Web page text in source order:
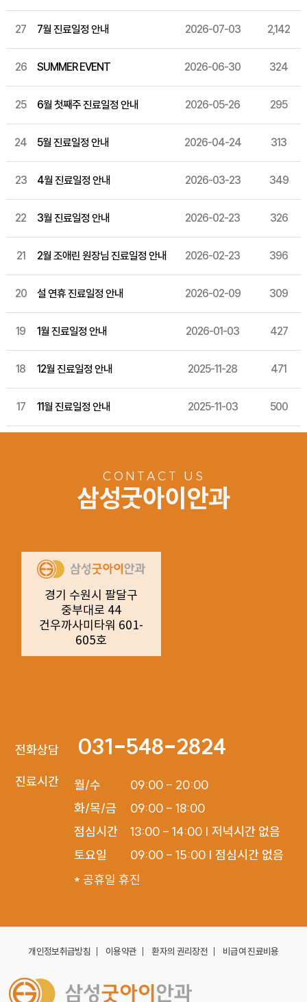
27 7월 진료일정 안내 2026-07-03 2,142
26 SUMMER EVENT 2026-06-30 324
25 6월 첫째주 진료일정 안내 2026-05-26 295
24 5월 진료일정 안내 2026-04-24 313
23 4월 진료일정 안내 2026-03-23 349
22 3월 진료일정 안내 2026-02-23 326
21 2월 조애린 원장님 진료일정 안내 2026-02-23 396
20 설 연휴 진료일정 안내 2026-02-09 309
19 1월 진료일정 안내 2026-01-03 427
18 12월 진료일정 안내 2025-11-28 471
17 11월 진료일정 안내 2025-11-03 500
CONTACT US
삼성굿아이안과
경기 수원시 팔달구
중부대로 44
건우까사미타워 601-
605호
전화상담 031-548-2824
진료시간
월/수
화/목/금
점심시간
토요일
09:00 - 20:00
09:00 - 18:00
13:00 - 14:00 | 저녁시간 없음
09:00 - 15:00 | 점심시간 없음
* 공휴일 휴진
개인정보취급방침 이용약관 환자의 권리장전 비급여 진료비용